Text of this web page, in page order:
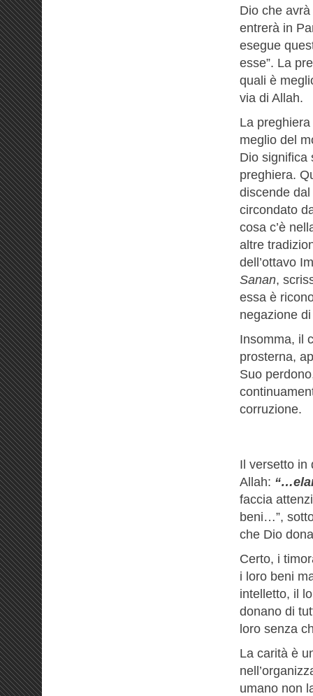
Dio che
entrerà in
esegue
esse”. La
quali è
via di Allah.
La
meglio del
Dio significa
preghiera.
discende
circondato
cosa c’è
altre
dell’ottavo
Sanan,
essa è
negazione
Insomma, il
prosterna,
Suo
corruzione.
Il versetto in
Allah:
faccia
beni…”,
che Dio
Certo, i
i loro beni
intelletto, il
donano di
loro senza
La carità è
umano non